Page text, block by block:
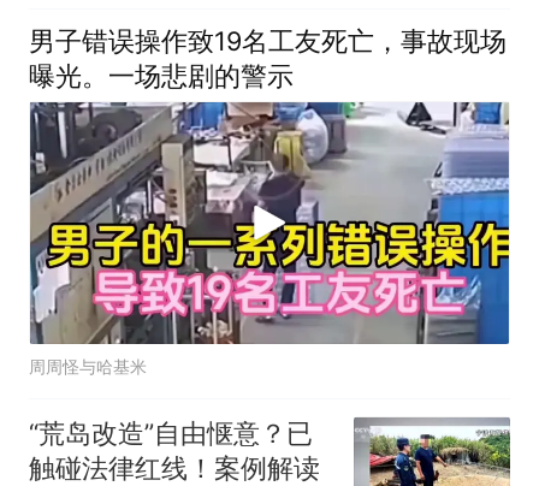
男子错误操作致19名工友死亡，事故现场
曝光。一场悲剧的警示
周周怪与哈基米
“荒岛改造”自由惬意？已
触碰法律红线！案例解读